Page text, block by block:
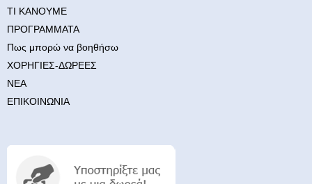
ΤΙ ΚΑΝΟΥΜΕ
ΠΡΟΓΡΑΜΜΑΤΑ
Πως μπορώ να βοηθήσω
ΧΟΡΗΓΙΕΣ-ΔΩΡΕΕΣ
ΝΕΑ
ΕΠΙΚΟΙΝΩΝΙΑ